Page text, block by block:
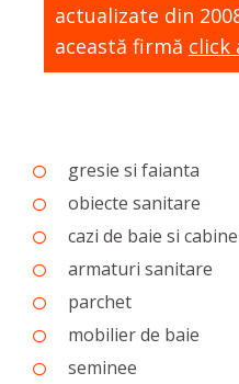
actualizate din
această firmă click
gresie si faianta
obiecte sanitare
cazi de baie si
armaturi sanitare
parchet
mobilier de baie
seminee